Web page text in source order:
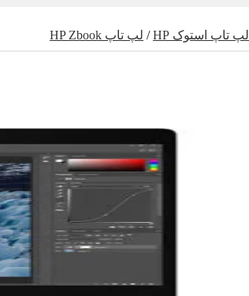
لپ تاپ استوک HP / لپ تاپ HP Zbook